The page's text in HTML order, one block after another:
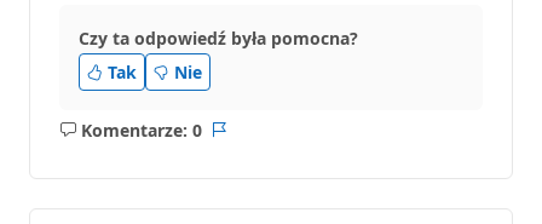
Czy ta odpowiedź była pomocna?
Tak
Nie
Komentarze: 0
Brak